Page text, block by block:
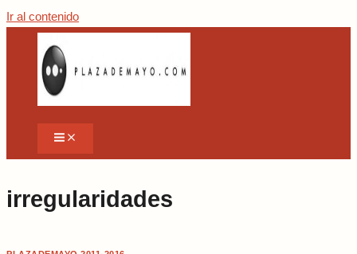
Ir al contenido
irregularidades